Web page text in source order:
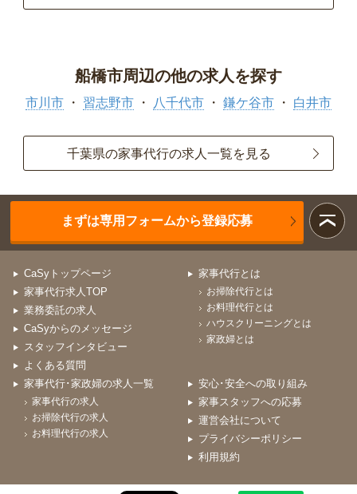
船橋市周辺の他の求人を探す
市川市 習志野市 八千代市 鎌ケ谷市 白井市
千葉県の家事代行の求人一覧を見る
まずは専用フォームから登録応募
CaSyトップページ
家事代行求人TOP
業務委託の求人
CaSyからのメッセージ
スタッフインタビュー
よくある質問
家事代行とは
お掃除代行とは
お料理代行とは
ハウスクリーニングとは
家政婦とは
家事代行･家政婦の求人一覧
家事代行の求人
お掃除代行の求人
お料理代行の求人
安心･安全への取り組み
家事スタッフへの応募
運営会社について
プライバシーポリシー
利用規約